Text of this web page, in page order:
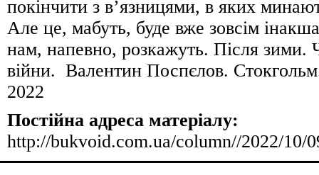
покінчити з в’язницями, в яких
Але це, мабуть, буде вже зовсім
нам, напевно, розкажуть. Після зими.
війни. Валентин Поспєлов.
2022
Постійна адреса матеріалу:
http://bukvoid.com.ua/column//2022/10/